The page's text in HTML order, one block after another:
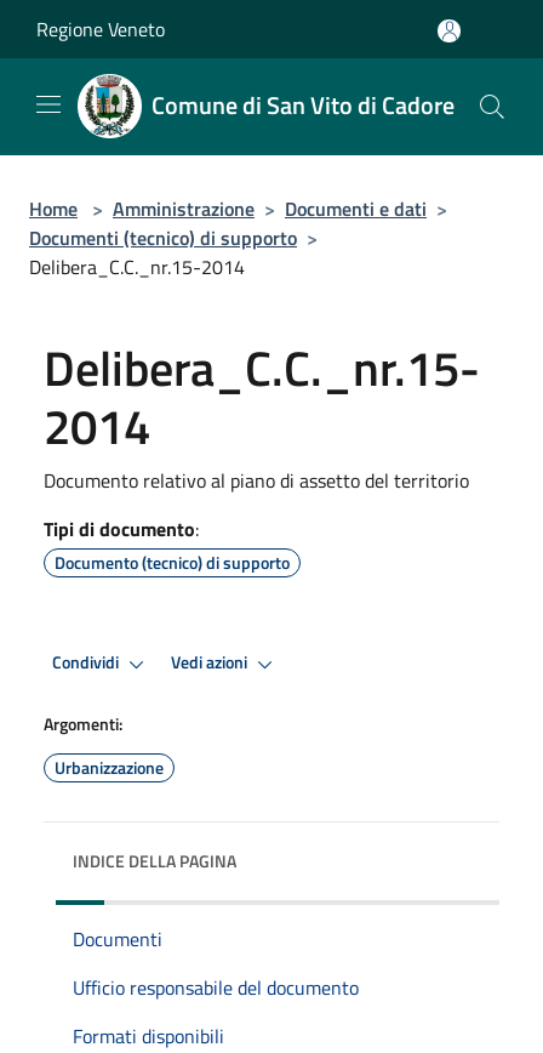
Regione Veneto
Comune di San Vito di Cadore
Home > Amministrazione > Documenti e dati >
Documenti (tecnico) di supporto >
Delibera_C.C._nr.15-2014
Delibera_C.C._nr.15-
2014
Documento relativo al piano di assetto del territorio
Tipi di documento:
Documento (tecnico) di supporto
Condividi Vedi azioni
Argomenti:
Urbanizzazione
INDICE DELLA PAGINA
Documenti
Ufficio responsabile del documento
Formati disponibili